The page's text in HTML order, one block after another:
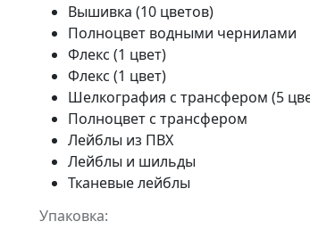
Вышивка (10 цветов)
Полноцвет водными чернилами
Флекс (1 цвет)
Флекс (1 цвет)
Шелкография с трансфером (5
Полноцвет с трансфером
Лейблы из ПВХ
Лейблы и шильды
Тканевые лейблы
Упаковка: